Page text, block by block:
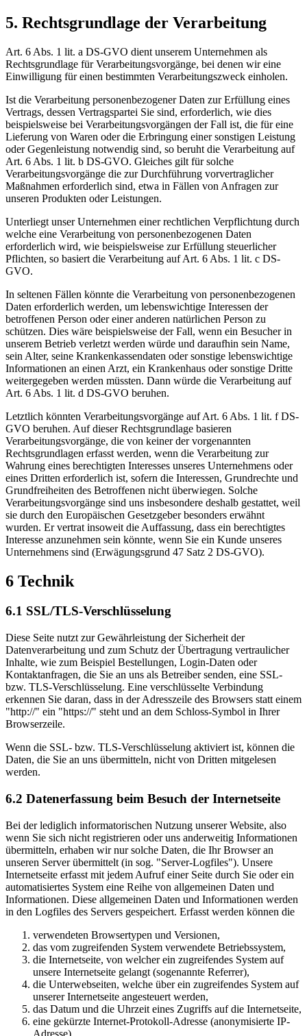
5. Rechtsgrundlage der Verarbeitung
Art. 6 Abs. 1 lit. a DS-GVO dient unserem Unternehmen als
Rechtsgrundlage für Verarbeitungsvorgänge, bei denen wir eine
Einwilligung für einen bestimmten Verarbeitungszweck einholen.
Ist die Verarbeitung personenbezogener Daten zur Erfüllung eines
Vertrags, dessen Vertragspartei Sie sind, erforderlich, wie dies
beispielsweise bei Verarbeitungsvorgängen der Fall ist, die für eine
Lieferung von Waren oder die Erbringung einer sonstigen Leistung
oder Gegenleistung notwendig sind, so beruht die Verarbeitung auf
Art. 6 Abs. 1 lit. b DS-GVO. Gleiches gilt für solche
Verarbeitungsvorgänge die zur Durchführung vorvertraglicher
Maßnahmen erforderlich sind, etwa in Fällen von Anfragen zur
unseren Produkten oder Leistungen.
Unterliegt unser Unternehmen einer rechtlichen Verpflichtung durch
welche eine Verarbeitung von personenbezogenen Daten
erforderlich wird, wie beispielsweise zur Erfüllung steuerlicher
Pflichten, so basiert die Verarbeitung auf Art. 6 Abs. 1 lit. c DS-
GVO.
In seltenen Fällen könnte die Verarbeitung von personenbezogenen
Daten erforderlich werden, um lebenswichtige Interessen der
betroffenen Person oder einer anderen natürlichen Person zu
schützen. Dies wäre beispielsweise der Fall, wenn ein Besucher in
unserem Betrieb verletzt werden würde und daraufhin sein Name,
sein Alter, seine Krankenkassendaten oder sonstige lebenswichtige
Informationen an einen Arzt, ein Krankenhaus oder sonstige Dritte
weitergegeben werden müssten. Dann würde die Verarbeitung auf
Art. 6 Abs. 1 lit. d DS-GVO beruhen.
Letztlich könnten Verarbeitungsvorgänge auf Art. 6 Abs. 1 lit. f DS-
GVO beruhen. Auf dieser Rechtsgrundlage basieren
Verarbeitungsvorgänge, die von keiner der vorgenannten
Rechtsgrundlagen erfasst werden, wenn die Verarbeitung zur
Wahrung eines berechtigten Interesses unseres Unternehmens oder
eines Dritten erforderlich ist, sofern die Interessen, Grundrechte und
Grundfreiheiten des Betroffenen nicht überwiegen. Solche
Verarbeitungsvorgänge sind uns insbesondere deshalb gestattet, weil
sie durch den Europäischen Gesetzgeber besonders erwähnt
wurden. Er vertrat insoweit die Auffassung, dass ein berechtigtes
Interesse anzunehmen sein könnte, wenn Sie ein Kunde unseres
Unternehmens sind (Erwägungsgrund 47 Satz 2 DS-GVO).
6 Technik
6.1 SSL/TLS-Verschlüsselung
Diese Seite nutzt zur Gewährleistung der Sicherheit der
Datenverarbeitung und zum Schutz der Übertragung vertraulicher
Inhalte, wie zum Beispiel Bestellungen, Login-Daten oder
Kontaktanfragen, die Sie an uns als Betreiber senden, eine SSL-
bzw. TLS-Verschlüsselung. Eine verschlüsselte Verbindung
erkennen Sie daran, dass in der Adresszeile des Browsers statt einem
"http://" ein "https://" steht und an dem Schloss-Symbol in Ihrer
Browserzeile.
Wenn die SSL- bzw. TLS-Verschlüsselung aktiviert ist, können die
Daten, die Sie an uns übermitteln, nicht von Dritten mitgelesen
werden.
6.2 Datenerfassung beim Besuch der Internetseite
Bei der lediglich informatorischen Nutzung unserer Website, also
wenn Sie sich nicht registrieren oder uns anderweitig Informationen
übermitteln, erhaben wir nur solche Daten, die Ihr Browser an
unseren Server übermittelt (in sog. "Server-Logfiles"). Unsere
Internetseite erfasst mit jedem Aufruf einer Seite durch Sie oder ein
automatisiertes System eine Reihe von allgemeinen Daten und
Informationen. Diese allgemeinen Daten und Informationen werden
in den Logfiles des Servers gespeichert. Erfasst werden können die
verwendeten Browsertypen und Versionen,
das vom zugreifenden System verwendete Betriebssystem,
die Internetseite, von welcher ein zugreifendes System auf
unsere Internetseite gelangt (sogenannte Referrer),
die Unterwebseiten, welche über ein zugreifendes System auf
unserer Internetseite angesteuert werden,
das Datum und die Uhrzeit eines Zugriffs auf die Internetseite,
eine gekürzte Internet-Protokoll-Adresse (anonymisierte IP-
Adresse),